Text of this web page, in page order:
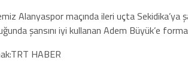
Alanyaspor maçında ileri uçta Sekidika’ya
şansını iyi kullanan Adem Büyük’e
HABER